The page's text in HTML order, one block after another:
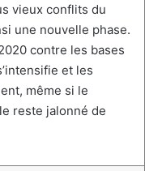
vieux conflits du
une nouvelle phase.
contre les bases
et les
même si le
reste jalonné de